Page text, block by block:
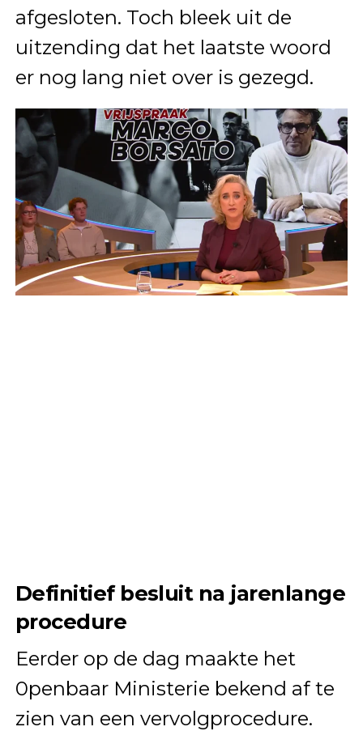
afgesloten. Toch bleek uit de
uitzending dat het laatste woord
er nog lang niet over is gezegd.
Definitief besluit na jarenlange
procedure
Eerder op de dag maakte het
0penbaar Ministerie bekend af te
zien van een vervolgprocedure.